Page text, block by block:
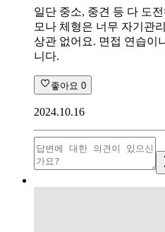
일단 중소, 중견 등 다 도
모나 체형은 너무 자기관
상관 없어요. 면접 연습이
니다.
좋아요 0
2024.10.16